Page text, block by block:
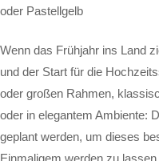
oder Pastellgelb
Wenn das Frühjahr ins Land
und der Start für die
oder großen Rahmen,
oder in elegantem Ambiente:
geplant werden, um dieses